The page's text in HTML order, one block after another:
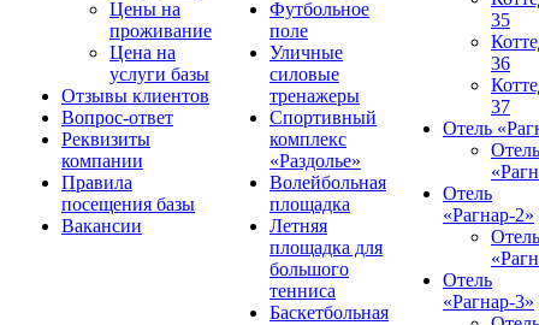
Цены на
проживание
Цена на
услуги базы
Отзывы клиентов
Вопрос-ответ
Реквизиты
компании
Правила
посещения базы
Вакансии
Футбольное
поле
Уличные
силовые
тренажеры
Спортивный
комплекс
«Раздолье»
Волейбольная
площадка
Летняя
площадка для
большого
тенниса
Баскетбольная
35
36
37
Отель
Отель
Отель
«Рагнар-2»
Отель
Отель
«Рагнар-3»